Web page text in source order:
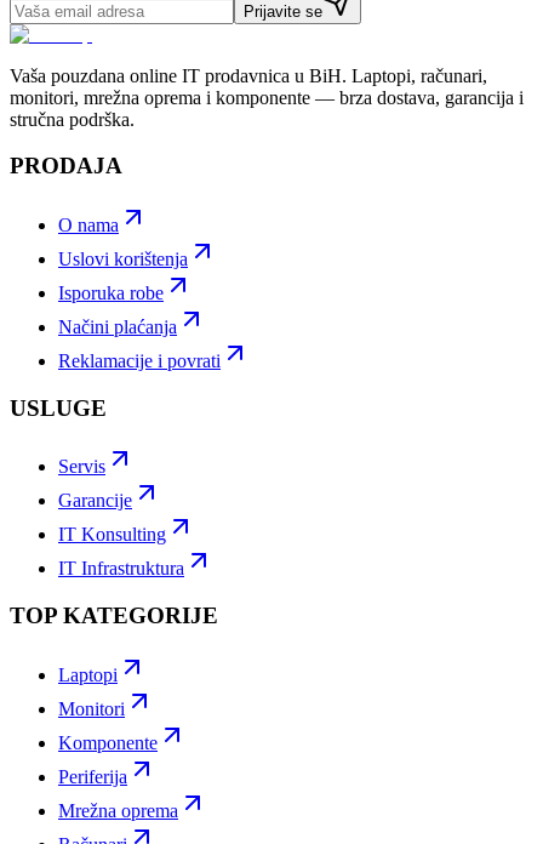
Prijavite se
Vaša pouzdana online IT prodavnica u BiH. Laptopi, računari,
monitori, mrežna oprema i komponente — brza dostava, garancija i
stručna podrška.
PRODAJA
O nama
Uslovi korištenja
Isporuka robe
Načini plaćanja
Reklamacije i povrati
USLUGE
Servis
Garancije
IT Konsulting
IT Infrastruktura
TOP KATEGORIJE
Laptopi
Monitori
Komponente
Periferija
Mrežna oprema